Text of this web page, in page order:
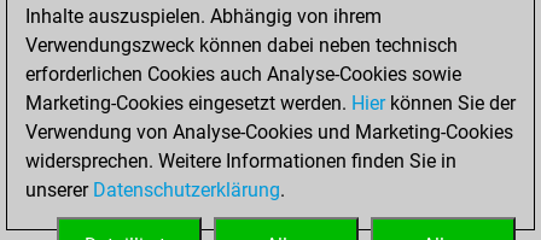
Mittwoch, Januar
29, 2025
You created
your Fritz account
Fritz
You
Inhalte auszuspielen. Abhängig von ihrem
Verwendungszweck können dabei neben technisch
erforderlichen Cookies auch Analyse-Cookies sowie
Marketing-Cookies eingesetzt werden. Hierkönnen Sie der
Verwendung von Analyse-Cookies und Marketing-Cookies
widersprechen. Weitere Informationen finden Sie in
unserer Datenschutzerklärung.